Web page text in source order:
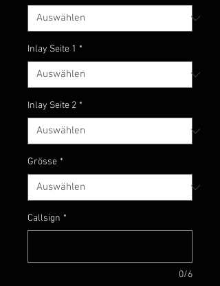
Inlay Seite 1 *
Inlay Seite 2 *
Grösse *
Callsign *
0/6